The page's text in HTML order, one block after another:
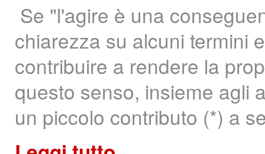
Se "l'agire è una
chiarezza su alcuni termini
contribuire a rendere la
questo senso, insieme agli
un piccolo contributo (*) a